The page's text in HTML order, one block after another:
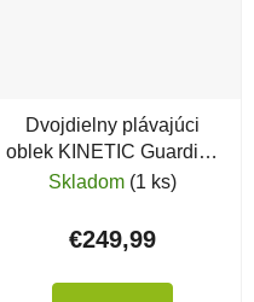
Dvojdielny plávajúci
oblek KINETIC Guardian
Flotation Suit Red/
Skladom (1 ks)
€249,99